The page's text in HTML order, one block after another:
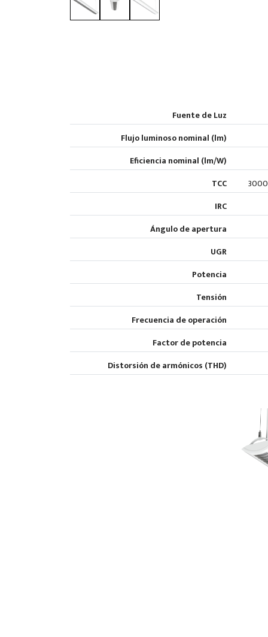
Fuente de Luz
Flujo luminoso nominal (lm)
Eficiencia nominal (lm/W)
TCC
IRC
Ángulo de apertura
UGR
Potencia
Tensión
Frecuencia de operación
Factor de potencia
Distorsión de armónicos (THD)